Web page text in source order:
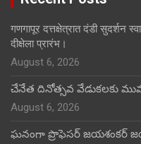
गणगापूर दत्तक्षेत्रात दंडी सुदर्शन
दीक्षेला प्रारंभ।
August 6, 2026
చేనేత దినోత్సవ వేడుకలకు
August 6, 2026
ఘనంగా ప్రొఫెసర్ జయశంకర్